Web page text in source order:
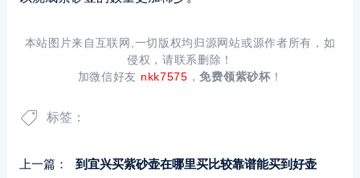
本站图片来自互联网,一切版权均归源网站或源作者所有，如
侵权，请联系删除！
加微信好友 nkk7575 ，免费领紫砂杯！
标签：
上一篇：
到宜兴买紫砂壶在哪里买比较靠谱能买到好壶